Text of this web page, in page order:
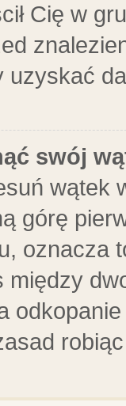
Cię w
swój
wątek
górę
oznacza